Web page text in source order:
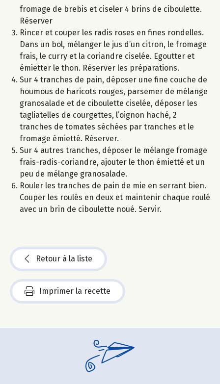
fromage de brebis et ciseler 4 brins de ciboulette.
Réserver
Rincer et couper les radis roses en fines rondelles.
Dans un bol, mélanger le jus d’un citron, le fromage
frais, le curry et la coriandre ciselée. Egoutter et
émietter le thon. Réserver les préparations.
Sur 4 tranches de pain, déposer une fine couche de
houmous de haricots rouges, parsemer de mélange
granosalade et de ciboulette ciselée, déposer les
tagliatelles de courgettes, l’oignon haché, 2
tranches de tomates séchées par tranches et le
fromage émietté. Réserver.
Sur 4 autres tranches, déposer le mélange fromage
frais-radis-coriandre, ajouter le thon émietté et un
peu de mélange granosalade.
Rouler les tranches de pain de mie en serrant bien.
Couper les roulés en deux et maintenir chaque roulé
avec un brin de ciboulette noué. Servir.
Retour à la liste
Imprimer la recette